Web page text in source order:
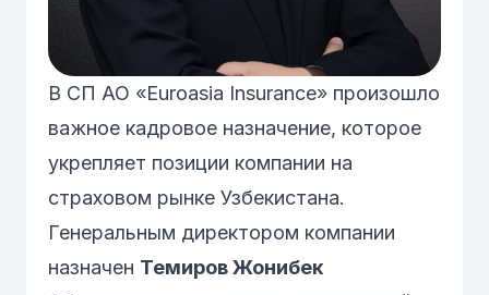
В СП АО «Euroasia Insurance» произошло
важное кадровое назначение, которое
укрепляет позиции компании на
страховом рынке Узбекистана.
Генеральным директором компании
назначен Темиров Жонибек